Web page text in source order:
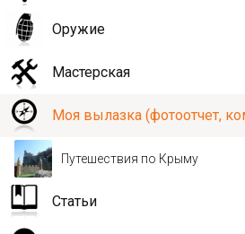
Оружие
Мастерская
Моя вылазка (фотоотчет,
Путешествия по Крыму
Статьи